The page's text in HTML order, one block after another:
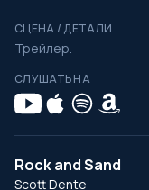
СЦЕНА / ДЕТАЛИ
Трейлер.
СЛУШАТЬ НА
Rock and Sand
Scott Dente